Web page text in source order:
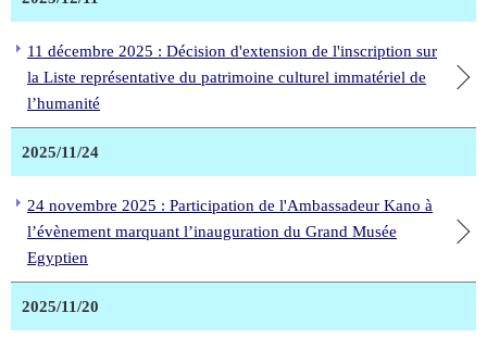
11 décembre 2025 : Décision d'extension de l'inscription sur
la Liste représentative du patrimoine culturel immatériel de
l’humanité
2025/11/24
24 novembre 2025 : Participation de l'Ambassadeur Kano à
l’évènement marquant l’inauguration du Grand Musée
Egyptien
2025/11/20